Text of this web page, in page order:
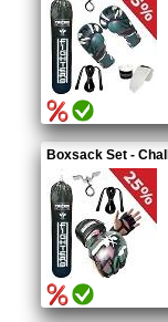
Boxsack Set -